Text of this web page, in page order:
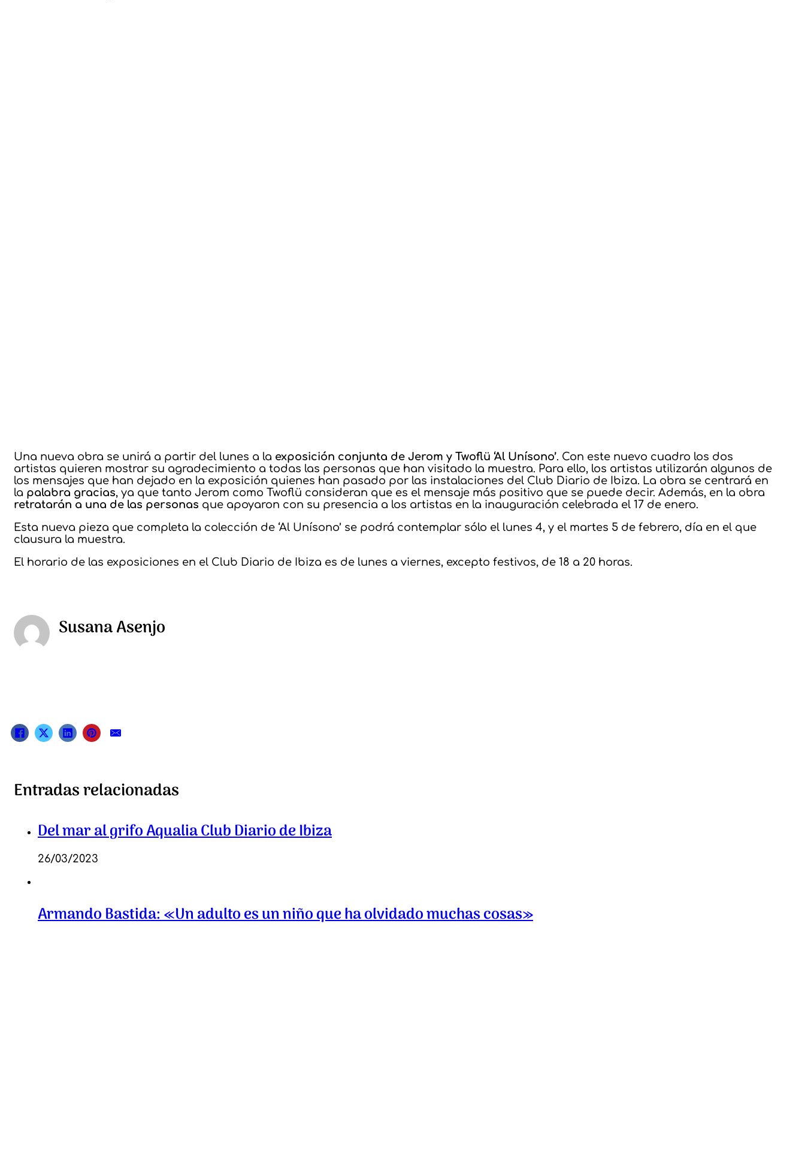
Una nueva obra se unirá a partir del lunes a la exposición conjunta de Jerom y Twoflü ‘Al Unísono’. Con este nuevo cuadro los dos
artistas quieren mostrar su agradecimiento a todas las personas que han visitado la muestra. Para ello, los artistas utilizarán algunos de
los mensajes que han dejado en la exposición quienes han pasado por las instalaciones del Club Diario de Ibiza. La obra se centrará en
la palabra gracias, ya que tanto Jerom como Twoflü consideran que es el mensaje más positivo que se puede decir. Además, en la obra
retratarán a una de las personas que apoyaron con su presencia a los artistas en la inauguración celebrada el 17 de enero.
Esta nueva pieza que completa la colección de ‘Al Unísono’ se podrá contemplar sólo el lunes 4, y el martes 5 de febrero, día en el que
clausura la muestra.
El horario de las exposiciones en el Club Diario de Ibiza es de lunes a viernes, excepto festivos, de 18 a 20 horas.
Susana Asenjo
Entradas relacionadas
Del mar al grifo Aqualia Club Diario de Ibiza
26/03/2023
Armando Bastida: «Un adulto es un niño que ha olvidado muchas cosas»